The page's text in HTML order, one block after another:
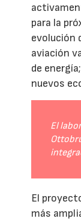
para la
evolución
aviación
de
nuevos
El
El
más